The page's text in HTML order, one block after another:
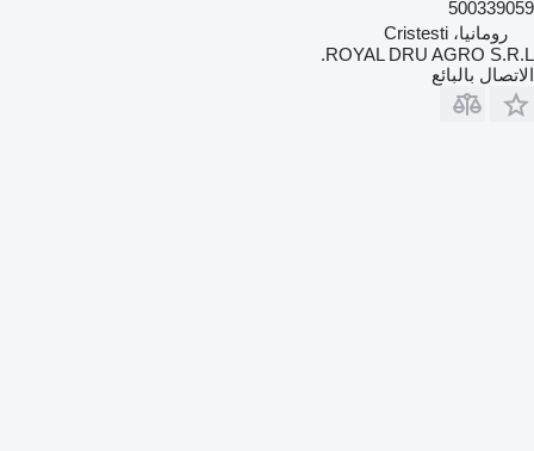
500339059
رومانيا، Cristesti
ROYAL DRU AGRO S.R.L.
الاتصال بالبائع